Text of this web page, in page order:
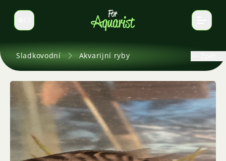
Select language
Sladkovodní Akvarijní ryby